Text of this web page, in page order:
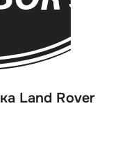
Land Rover